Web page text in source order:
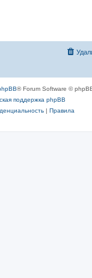
® Forum Software ©
поддержка phpBB
| Правила